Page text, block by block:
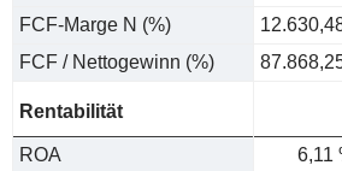
FCF-Marge N (%)
FCF / Nettogewinn (%)
Rentabilität
ROA 6,11